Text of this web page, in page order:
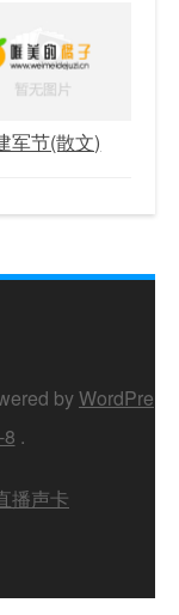
军节(散文)
byWordPre
.
播声卡